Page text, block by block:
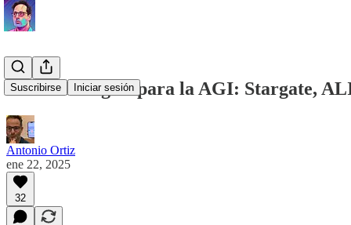
Suscribirse Iniciar sesión
Tres estrategias para la AGI: Stargate,
Antonio Ortiz
ene 22, 2025
32